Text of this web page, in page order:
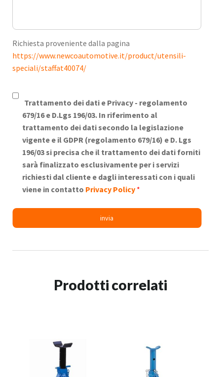
Richiesta proveniente dalla pagina
https://www.newcoautomotive.it/product/utensili-
speciali/staffat40074/
Trattamento dei dati e Privacy - regolamento
679/16 e D.Lgs 196/03. In riferimento al
trattamento dei dati secondo la legislazione
vigente e il GDPR (regolamento 679/16) e D. Lgs
196/03 si precisa che il trattamento dei dati forniti
sarà finalizzato esclusivamente per i servizi
richiesti dal cliente e dagli interessati con i quali
viene in contatto Privacy Policy *
Prodotti correlati